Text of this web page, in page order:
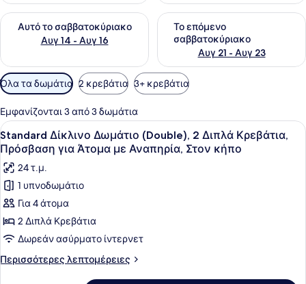
Αυτό το σαββατοκύριακο
Αυγ 14 - Αυγ 16
Έλεγχος διαθεσιμότητας για αυτό το σαββατοκύριακο Αυγ
Το επόμενο
σαββατοκύριακο
Αυγ 21 - Αυγ 23
Έλεγχος διαθεσιμότητας
Διαθέσιμα
φίλτρα
για
τα
δωμάτια
Όλα τα δωμάτια 2 κρεβάτια 3+ κρεβάτια
Εμφανίζονται 3 από 3 δωμάτια
Προβολή
όλων
των
φωτογραφιών
για
Standard
Δίκλινο
Δωμάτιο
(Double),
2
Μια πισίνα που περιβάλλεται από
4
Standard Δίκλινο Δωμάτιο (Double), 2 Διπλά Κρεβάτια,
Πρόσβαση για Άτομα με Αναπηρία, Στον κήπο
24 τ.μ.
1 υπνοδωμάτιο
Για 4 άτομα
2 Διπλά Κρεβάτια
Δωρεάν ασύρματο ίντερνετ
Περισσότερες λεπτομέρειες
Περισσότερες